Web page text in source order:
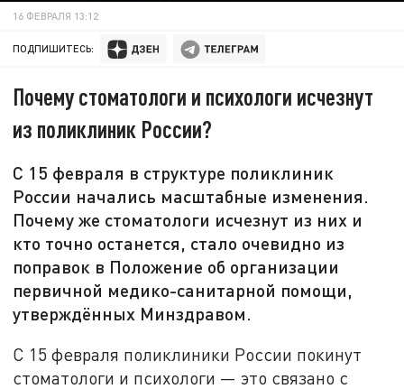
16 ФЕВРАЛЯ 13:12
ПОДПИШИТЕСЬ:
Почему стоматологи и психологи исчезнут
из поликлиник России?
С 15 февраля в структуре поликлиник
России начались масштабные изменения.
Почему же стоматологи исчезнут из них и
кто точно останется, стало очевидно из
поправок в Положение об организации
первичной медико-санитарной помощи,
утверждённых Минздравом.
С 15 февраля поликлиники России покинут
стоматологи и психологи — это связано с